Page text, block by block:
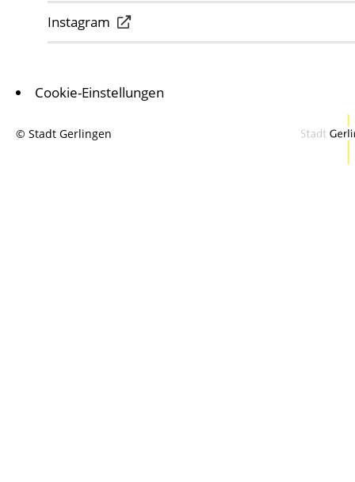
Instagram
Cookie-Einstellungen
© Stadt Gerlingen